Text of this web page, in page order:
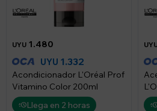
UYU 1.480
UYU 1.332
Acondicionador L'Oréal Prof
Vitamino Color 200ml
Llega en 2 horas
30